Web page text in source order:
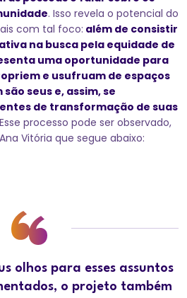
. Isso revela o potencial do
com tal foco: além de consistir
na busca pela equidade de
uma oportunidade para
e usufruam de espaços
seus e, assim, se
de transformação de suas
Esse processo pode ser observado,
Vitória que segue abaixo:
olhos para esses assuntos
o projeto também